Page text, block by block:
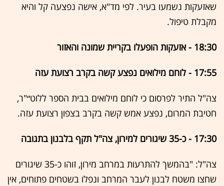
שאזעקות נשמעו בעיר. לפי מד"א, אישה נפצעה קל והיא
מקבלת טיפול.
18:30 - אזעקות הופעלו בקריית שמונה והאזור
17:55 - לוחם מילואים נפצע קשה בקרב רצועת עזה
צה"ל התיר לפרסום כי לוחם מילואים בבית הספר ללוט״"ר,
חטיבת המרום, נפצע אמש קשה בקרב בצפון רצועת עזה.
17:30 - כ-35 שיגורים למירון, צה"ל תקף בלבנון בתגובה
צה"ל: "בהמשך להתרעות במרחב מירון, זוהו כ-35 שיגורים
שחצו משטח לבנון לעבר המרחב ונפלו בשטחים פתוחים, אין